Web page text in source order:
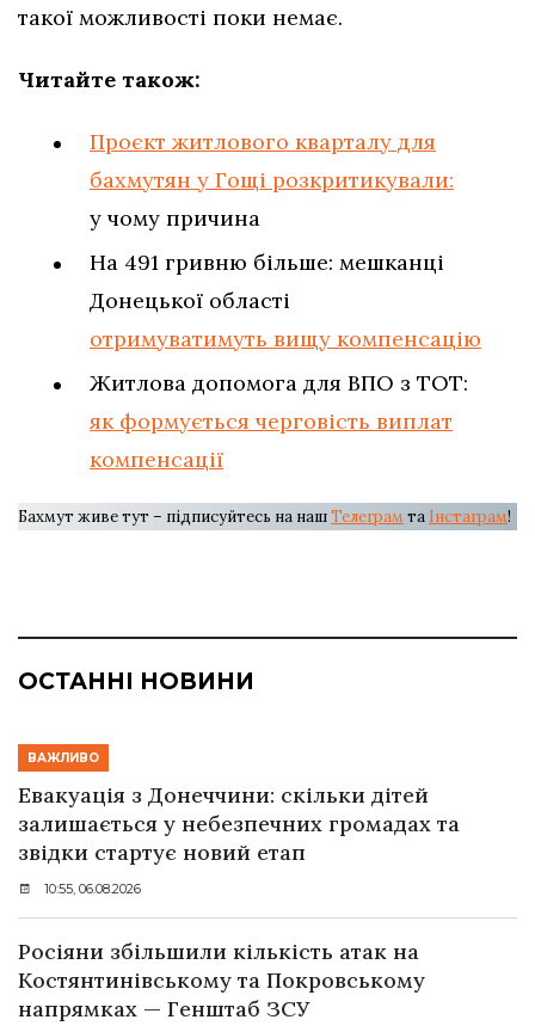
такої можливості поки немає.
Читайте також:
Проєкт житлового кварталу для
бахмутян у Гощі розкритикували:
у чому причина
На 491 гривню більше: мешканці
Донецької області
отримуватимуть вищу компенсацію
Житлова допомога для ВПО з ТОТ:
як формується черговість виплат
компенсації
Бахмут живе тут – підписуйтесь на нашТелеграм та Інстаграм!
ОСТАННІ НОВИНИ
ВАЖЛИВО
Евакуація з Донеччини: скільки дітей
залишається у небезпечних громадах та
звідки стартує новий етап
10:55, 06.08.2026
Росіяни збільшили кількість атак на
Костянтинівському та Покровському
напрямках — Генштаб ЗСУ